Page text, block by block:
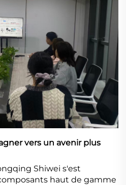
vers un avenir plus
Shiwei s'est
haut de gamme